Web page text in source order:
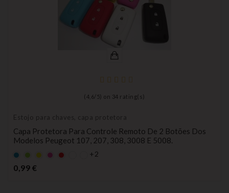
( 4,6/ 5) on 34 rating(s)
Estojo para chaves, capa protetora
Capa Protetora Para Controle Remoto De 2 Botões Dos
Modelos Peugeot 107, 207, 308, 3008 E 5008.
Default
empty
name
Default
empty
name
AMARELO
DefaultDefault
+2
0,99 €